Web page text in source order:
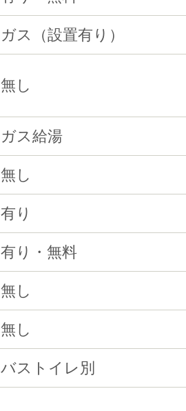
ガス（設置有り）
無し
ガス給湯
無し
有り
有り・無料
無し
無し
バストイレ別